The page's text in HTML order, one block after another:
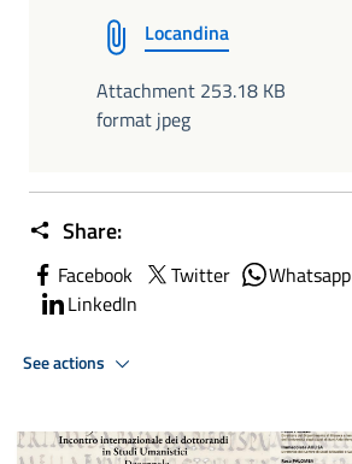
Locandina
Attachment 253.18 KB
format jpeg
Share:
Facebook Twitter Whatsapp
LinkedIn
See actions